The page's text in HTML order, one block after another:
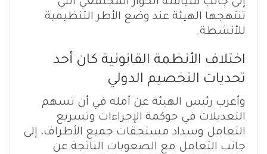
تنتهجها الهيئة عند وضع الأطر التنظيمية
للأنشطة.
اختلاف الأنظمة القانونية كان أحد
تحديات التخصيم الدولي
وأعرب رئيس الهيئة عن أمله في أن تسهم
التعديلات في حوكمة الإجراءات وتسريع
التعامل وسداد مستحقات جميع الأطراف، إلى
جانب التعامل مع الصعوبات الناتجة عن